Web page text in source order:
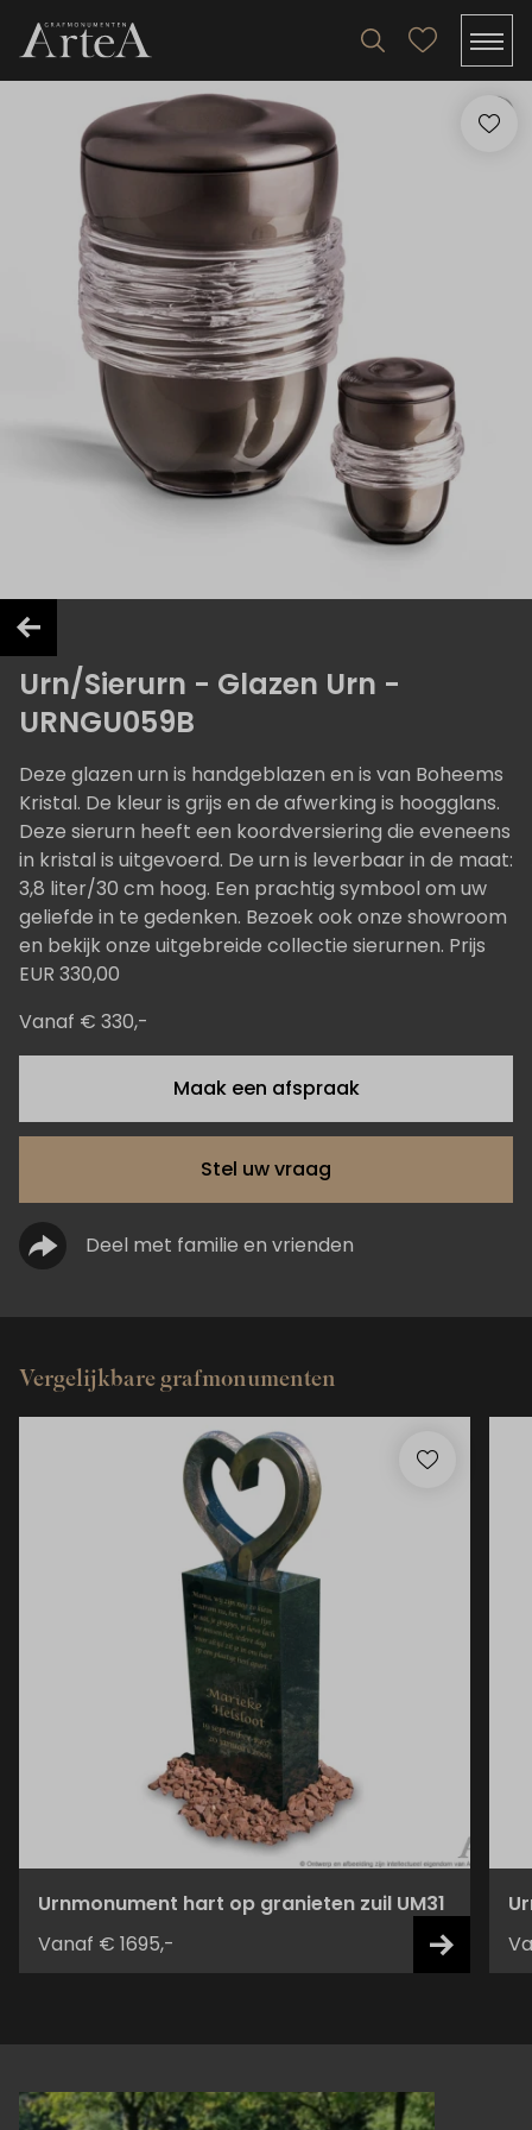
Urn/Sierurn - Glazen Urn -
URNGU059B
Deze glazen urn is handgeblazen en is van Boheems
Kristal. De kleur is grijs en de afwerking is hoogglans.
Deze sierurn heeft een koordversiering die eveneens
in kristal is uitgevoerd. De urn is leverbaar in de maat:
3,8 liter/30 cm hoog. Een prachtig symbool om uw
geliefde in te gedenken. Bezoek ook onze showroom
en bekijk onze uitgebreide collectie sierurnen. Prijs
EUR 330,00
Vanaf € 330,-
Maak een afspraak
Stel uw vraag
Deel met familie en vrienden
Vergelijkbare grafmonumenten
Urnmonument hart op granieten zuil UM31
Vanaf € 1695,-